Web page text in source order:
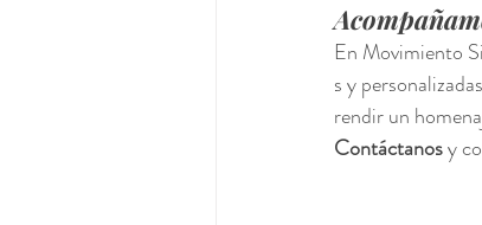
En Movimiento
s y
rendir un
Contáctanos y